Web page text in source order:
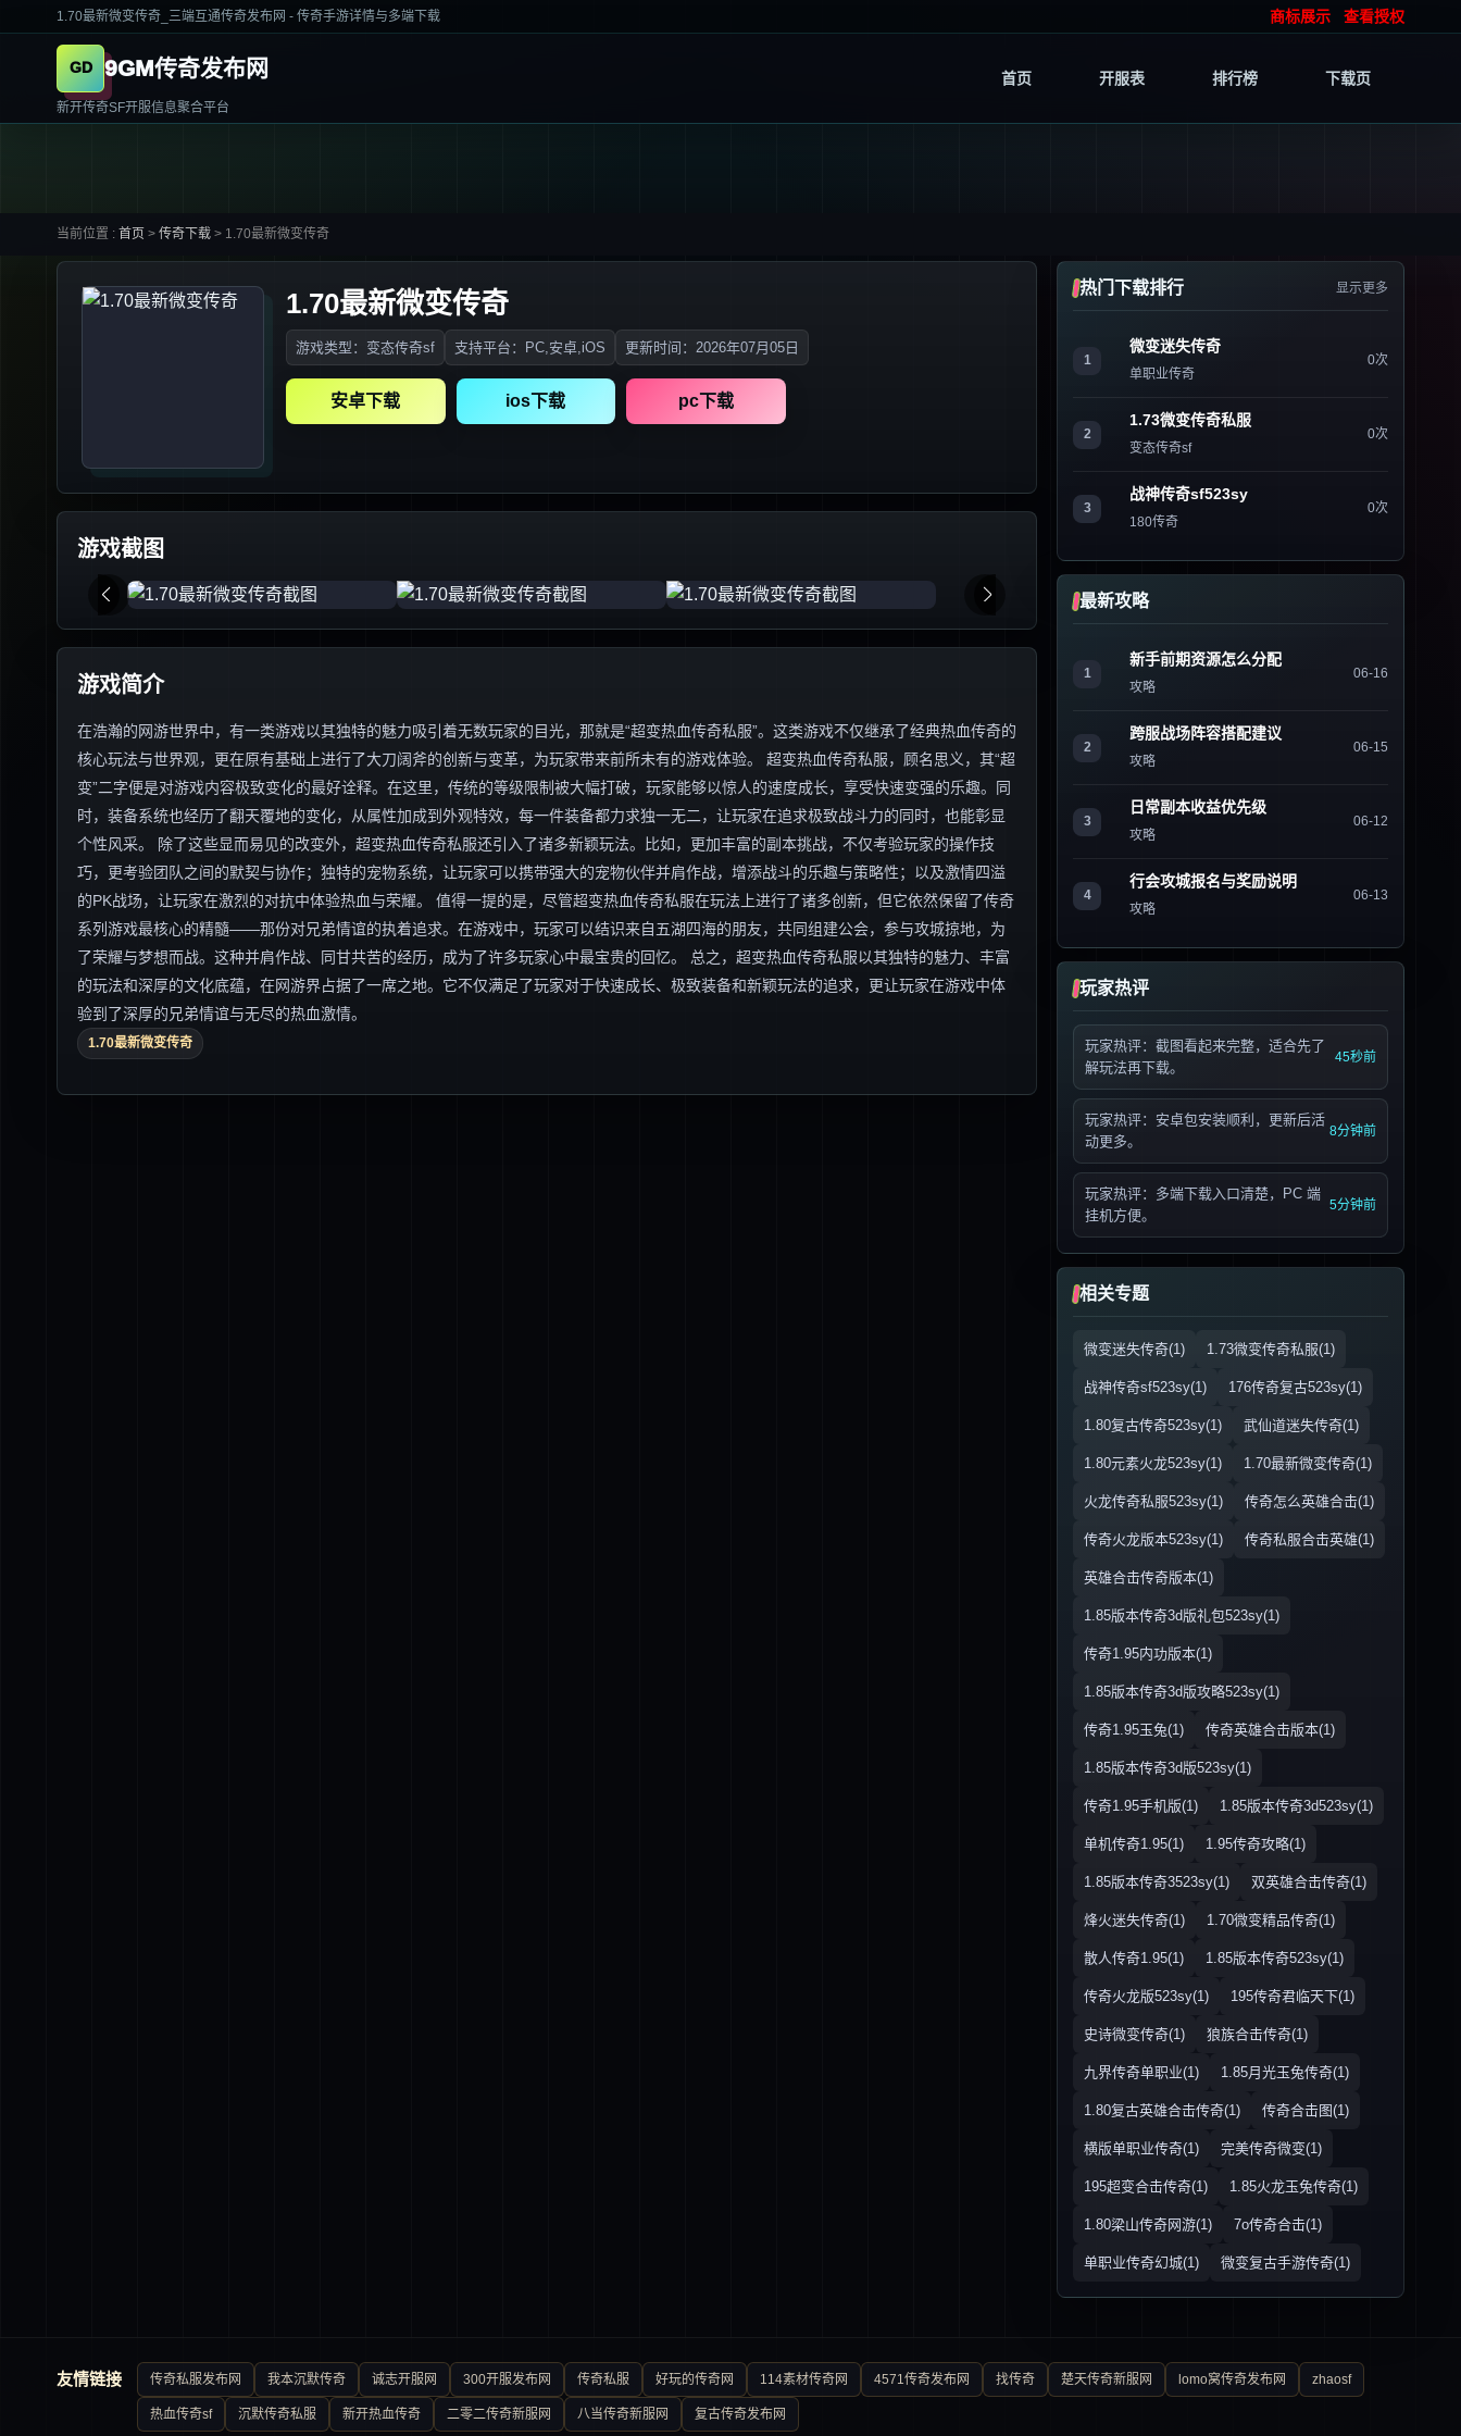
1.70最新微变传奇_三端互通传奇发布网 - 传奇手游详情与多端下载 商标展示 查看授权
9GM传奇发布网
新开传奇SF开服信息聚合平台
首页 开服表 排行榜 下载页
当前位置 : 首页 > 传奇下载 > 1.70最新微变传奇
1.70最新微变传奇
游戏类型：变态传奇sf 支持平台：PC,安卓,iOS 更新时间：2026年07月05日
安卓下载 ios下载 pc下载
游戏截图
游戏简介
在浩瀚的网游世界中，有一类游戏以其独特的魅力吸引着无数玩家的目光，那就是“超变热血传奇私服”。这类游戏不仅继承了经典热血传奇的
核心玩法与世界观，更在原有基础上进行了大刀阔斧的创新与变革，为玩家带来前所未有的游戏体验。 超变热血传奇私服，顾名思义，其“超
变”二字便是对游戏内容极致变化的最好诠释。在这里，传统的等级限制被大幅打破，玩家能够以惊人的速度成长，享受快速变强的乐趣。同
时，装备系统也经历了翻天覆地的变化，从属性加成到外观特效，每一件装备都力求独一无二，让玩家在追求极致战斗力的同时，也能彰显
个性风采。 除了这些显而易见的改变外，超变热血传奇私服还引入了诸多新颖玩法。比如，更加丰富的副本挑战，不仅考验玩家的操作技
巧，更考验团队之间的默契与协作；独特的宠物系统，让玩家可以携带强大的宠物伙伴并肩作战，增添战斗的乐趣与策略性；以及激情四溢
的PK战场，让玩家在激烈的对抗中体验热血与荣耀。 值得一提的是，尽管超变热血传奇私服在玩法上进行了诸多创新，但它依然保留了传奇
系列游戏最核心的精髓——那份对兄弟情谊的执着追求。在游戏中，玩家可以结识来自五湖四海的朋友，共同组建公会，参与攻城掠地，为
了荣耀与梦想而战。这种并肩作战、同甘共苦的经历，成为了许多玩家心中最宝贵的回忆。 总之，超变热血传奇私服以其独特的魅力、丰富
的玩法和深厚的文化底蕴，在网游界占据了一席之地。它不仅满足了玩家对于快速成长、极致装备和新颖玩法的追求，更让玩家在游戏中体
验到了深厚的兄弟情谊与无尽的热血激情。
1.70最新微变传奇
热门下载排行 显示更多
1
微变迷失传奇
单职业传奇
0次
2
1.73微变传奇私服
变态传奇sf
0次
3
战神传奇sf523sy
180传奇
0次
最新攻略
1
新手前期资源怎么分配
攻略
06-16
2
跨服战场阵容搭配建议
攻略
06-15
3
日常副本收益优先级
攻略
06-12
4
行会攻城报名与奖励说明
攻略
06-13
玩家热评
玩家热评：截图看起来完整，适合先了
解玩法再下载。
45秒前
玩家热评：安卓包安装顺利，更新后活
动更多。
8分钟前
玩家热评：多端下载入口清楚，PC 端
挂机方便。
5分钟前
相关专题
微变迷失传奇(1) 1.73微变传奇私服(1)
战神传奇sf523sy(1) 176传奇复古523sy(1)
1.80复古传奇523sy(1) 武仙道迷失传奇(1)
1.80元素火龙523sy(1) 1.70最新微变传奇(1)
火龙传奇私服523sy(1) 传奇怎么英雄合击(1)
传奇火龙版本523sy(1) 传奇私服合击英雄(1)
英雄合击传奇版本(1)
1.85版本传奇3d版礼包523sy(1)
传奇1.95内功版本(1)
1.85版本传奇3d版攻略523sy(1)
传奇1.95玉兔(1) 传奇英雄合击版本(1)
1.85版本传奇3d版523sy(1)
传奇1.95手机版(1) 1.85版本传奇3d523sy(1)
单机传奇1.95(1) 1.95传奇攻略(1)
1.85版本传奇3523sy(1) 双英雄合击传奇(1)
烽火迷失传奇(1) 1.70微变精品传奇(1)
散人传奇1.95(1) 1.85版本传奇523sy(1)
传奇火龙版523sy(1) 195传奇君临天下(1)
史诗微变传奇(1) 狼族合击传奇(1)
九界传奇单职业(1) 1.85月光玉兔传奇(1)
1.80复古英雄合击传奇(1) 传奇合击图(1)
横版单职业传奇(1) 完美传奇微变(1)
195超变合击传奇(1) 1.85火龙玉兔传奇(1)
1.80梁山传奇网游(1) 7o传奇合击(1)
单职业传奇幻城(1) 微变复古手游传奇(1)
友情链接 传奇私服发布网 我本沉默传奇 诚志开服网 300开服发布网 传奇私服 好玩的传奇网 114素材传奇网 4571传奇发布网 找传奇 楚天传奇新服网 lomo窝传奇发布网 zhaosf
热血传奇sf 沉默传奇私服 新开热血传奇 二零二传奇新服网 八当传奇新服网 复古传奇发布网